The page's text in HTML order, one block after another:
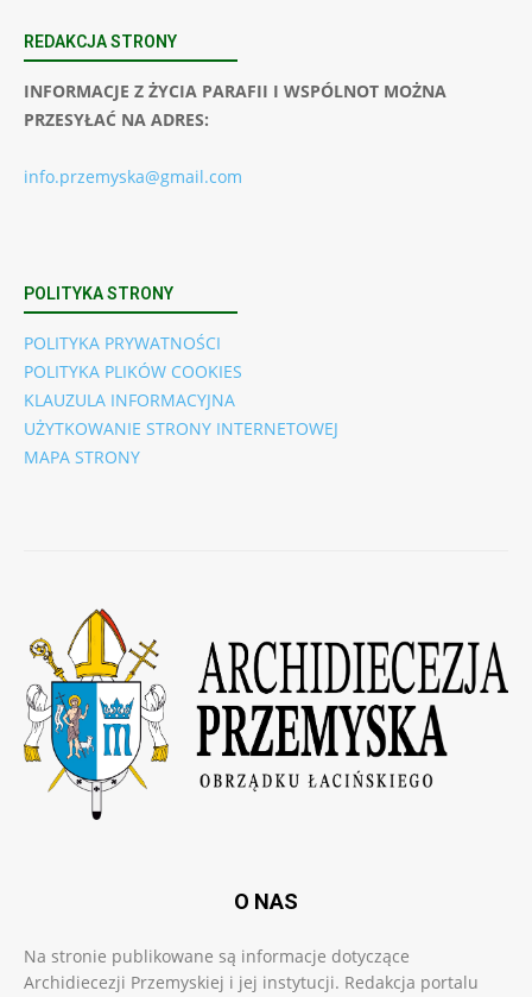
REDAKCJA STRONY
INFORMACJE Z ŻYCIA PARAFII I WSPÓLNOT MOŻNA
PRZESYŁAĆ NA ADRES:
info.przemyska@gmail.com
POLITYKA STRONY
POLITYKA PRYWATNOŚCI
POLITYKA PLIKÓW COOKIES
KLAUZULA INFORMACYJNA
UŻYTKOWANIE STRONY INTERNETOWEJ
MAPA STRONY
O NAS
Na stronie publikowane są informacje dotyczące
Archidiecezji Przemyskiej i jej instytucji. Redakcja portalu